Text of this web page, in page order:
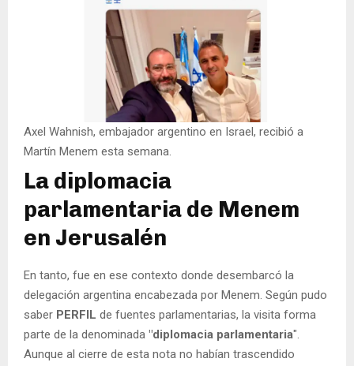
Axel Wahnish, embajador argentino en Israel, recibió a
Martín Menem esta semana.
La diplomacia
parlamentaria de Menem
en Jerusalén
En tanto, fue en ese contexto donde desembarcó la
delegación argentina encabezada por Menem. Según pudo
saber PERFIL de fuentes parlamentarias, la visita forma
parte de la denominada "diplomacia parlamentaria".
Aunque al cierre de esta nota no habían trascendido